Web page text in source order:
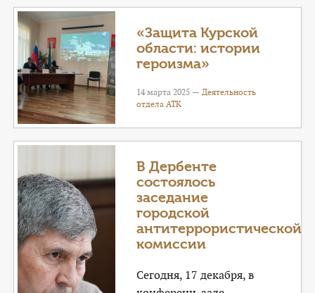
«Защита Курской
области: истории
героизма»
14 марта 2025 —Деятельность
отдела АТК
В Дербенте
состоялось
заседание
городской
антитеррористической
комиссии
Сегодня, 17 декабря, в